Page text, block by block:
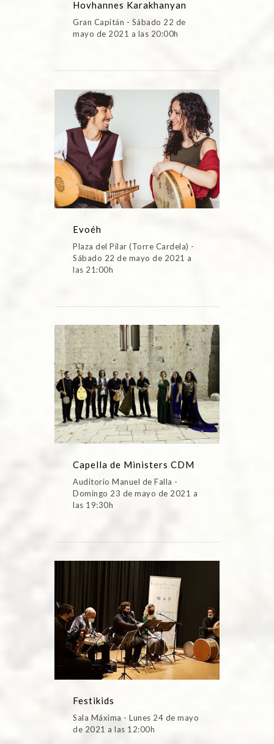
Hovhannes Karakhanyan
Gran Capitán - Sábado 22 de
mayo de 2021 a las 20:00h
Evoéh
Plaza del Pilar (Torre Cardela) -
Sábado 22 de mayo de 2021 a
las 21:00h
Capella de Ministers CDM
Auditorio Manuel de Falla -
Domingo 23 de mayo de 2021 a
las 19:30h
Festikids
Sala Máxima - Lunes 24 de mayo
de 2021 a las 12:00h